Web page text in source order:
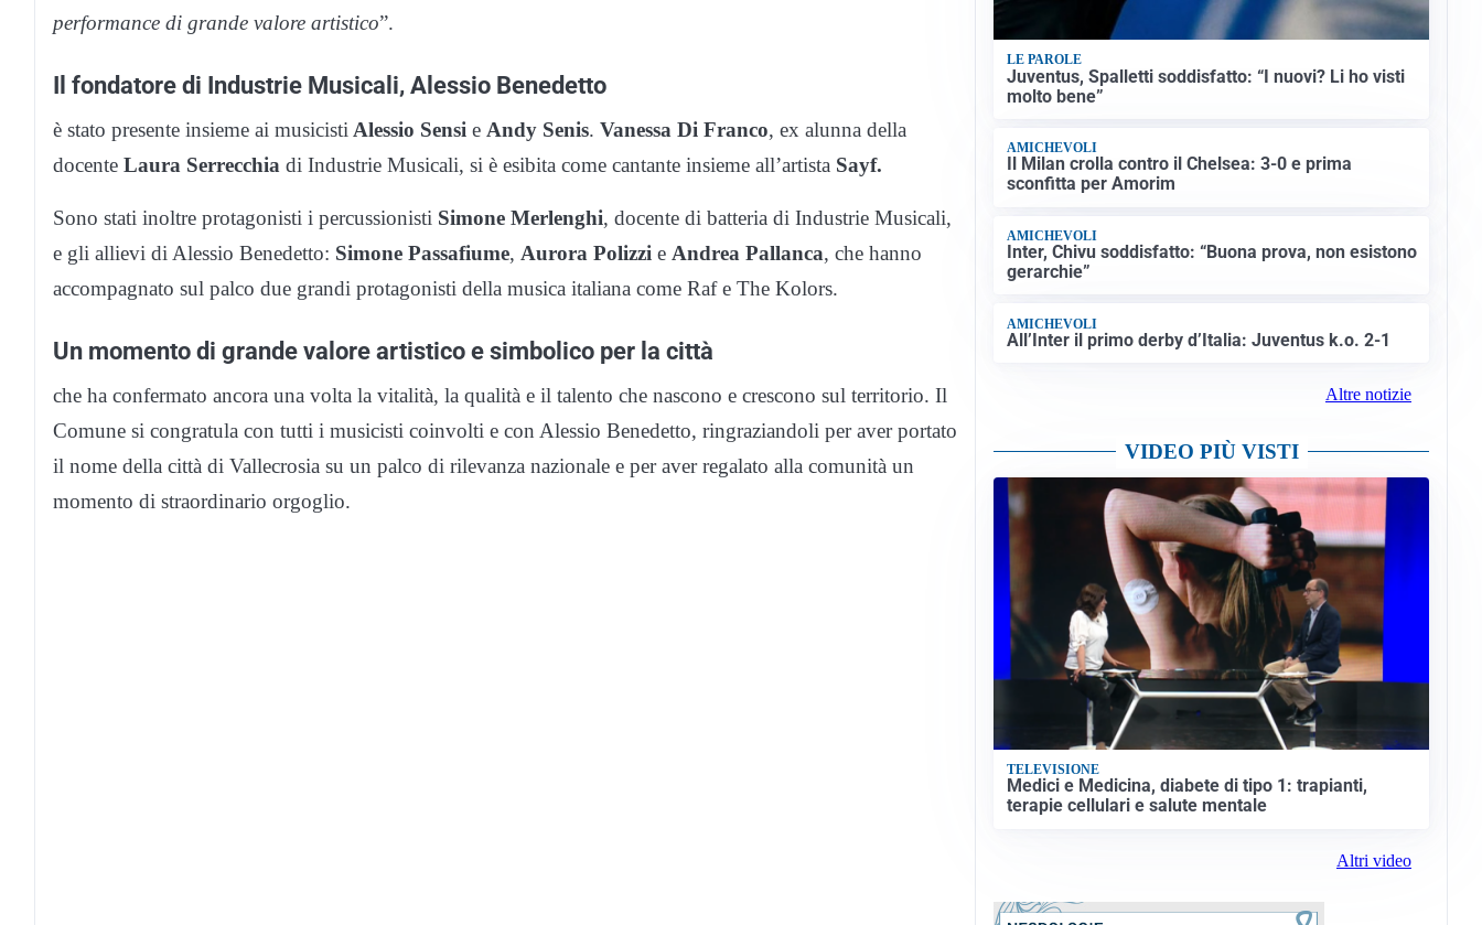
performance di grande valore artistico”.
Il fondatore di Industrie Musicali, Alessio Benedetto
è stato presente insieme ai musicisti Alessio Sensi e Andy Senis. Vanessa Di Franco, ex alunna della
docente Laura Serrecchia di Industrie Musicali, si è esibita come cantante insieme all’artista Sayf.
Sono stati inoltre protagonisti i percussionisti Simone Merlenghi, docente di batteria di Industrie Musicali,
e gli allievi di Alessio Benedetto: Simone Passafiume, Aurora Polizzi e Andrea Pallanca, che hanno
accompagnato sul palco due grandi protagonisti della musica italiana come Raf e The Kolors.
Un momento di grande valore artistico e simbolico per la città
che ha confermato ancora una volta la vitalità, la qualità e il talento che nascono e crescono sul territorio. Il
Comune si congratula con tutti i musicisti coinvolti e con Alessio Benedetto, ringraziandoli per aver portato
il nome della città di Vallecrosia su un palco di rilevanza nazionale e per aver regalato alla comunità un
momento di straordinario orgoglio.
LE PAROLE
Juventus, Spalletti soddisfatto: “I nuovi? Li ho visti
molto bene”
AMICHEVOLI
Il Milan crolla contro il Chelsea: 3-0 e prima
sconfitta per Amorim
AMICHEVOLI
Inter, Chivu soddisfatto: “Buona prova, non esistono
gerarchie”
AMICHEVOLI
All’Inter il primo derby d’Italia: Juventus k.o. 2-1
Altre notizie
VIDEO PIÙ VISTI
TELEVISIONE
Medici e Medicina, diabete di tipo 1: trapianti,
terapie cellulari e salute mentale
Altri video